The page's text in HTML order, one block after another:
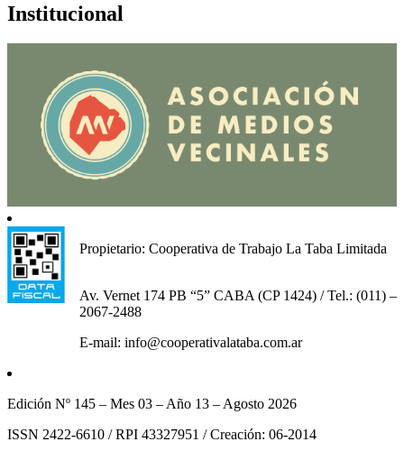
Institucional
Propietario: Cooperativa de Trabajo La Taba Limitada
Av. Vernet 174 PB “5” CABA (CP 1424) / Tel.: (011) –
2067-2488
E-mail: info@cooperativalataba.com.ar
Edición Nº 145 – Mes 03 – Año 13 – Agosto 2026
ISSN 2422-6610 / RPI 43327951 / Creación: 06-2014